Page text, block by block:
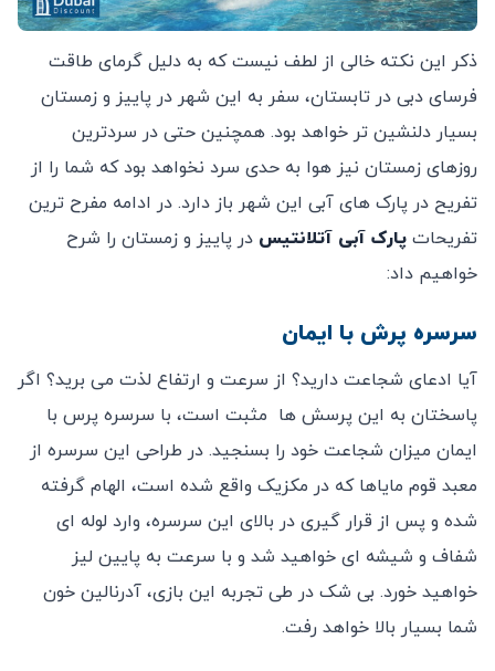
ذکر این نکته خالی از لطف نیست که به دلیل گرمای طاقت
فرسای دبی در تابستان، سفر به این شهر در پاییز و زمستان
بسیار دلنشین تر خواهد بود. همچنین حتی در سردترین
روزهای زمستان نیز هوا به حدی سرد نخواهد بود که شما را از
تفریح در پارک های آبی این شهر باز دارد. در ادامه مفرح ترین
تفریحات پارک آبی آتلانتیس در پاییز و زمستان را شرح
خواهیم داد:
سرسره پرش با ایمان
آیا ادعای شجاعت دارید؟ از سرعت و ارتفاع لذت می برید؟ اگر
پاسختان به این پرسش ها مثبت است، با سرسره پرس با
ایمان میزان شجاعت خود را بسنجید. در طراحی این سرسره از
معبد قوم مایاها که در مکزیک واقع شده است، الهام گرفته
شده و پس از قرار گیری در بالای این سرسره، وارد لوله ای
شفاف و شیشه ای خواهید شد و با سرعت به پایین لیز
خواهید خورد. بی شک در طی تجربه این بازی، آدرنالین خون
شما بسیار بالا خواهد رفت.